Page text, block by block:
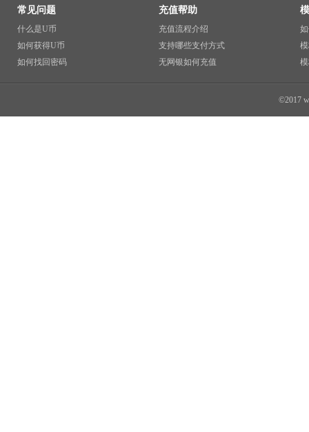
常见问题
什么是U币
如何获得U币
如何找回密码
充值帮助
充值流程介绍
支持哪些支付方式
无网银如何充值
©2017